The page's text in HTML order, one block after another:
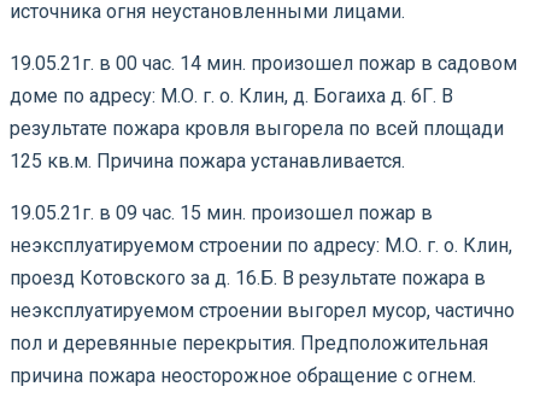
источника огня неустановленными лицами.
19.05.21г. в 00 час. 14 мин. произошел пожар в садовом
доме по адресу: М.О. г. о. Клин, д. Богаиха д. 6Г. В
результате пожара кровля выгорела по всей площади
125 кв.м. Причина пожара устанавливается.
19.05.21г. в 09 час. 15 мин. произошел пожар в
неэксплуатируемом строении по адресу: М.О. г. о. Клин,
проезд Котовского за д. 16.Б. В результате пожара в
неэксплуатируемом строении выгорел мусор, частично
пол и деревянные перекрытия. Предположительная
причина пожара неосторожное обращение с огнем.